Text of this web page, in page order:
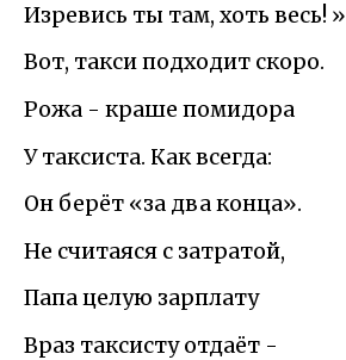
Изревись ты там, хоть весь! »
Вот, такси подходит скоро.
Рожа - краше помидора
У таксиста. Как всегда:
Он берёт «за два конца».
Не считаяся с затратой,
Папа целую зарплату
Враз таксисту отдаёт -